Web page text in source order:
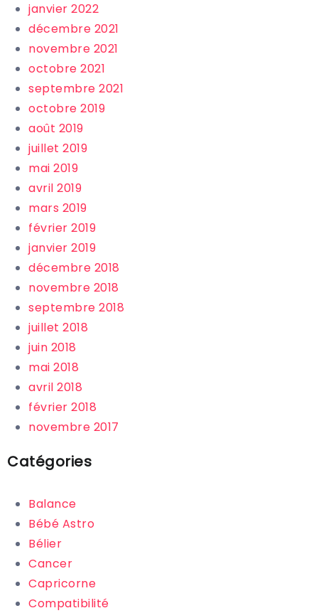
janvier 2022
décembre 2021
novembre 2021
octobre 2021
septembre 2021
octobre 2019
août 2019
juillet 2019
mai 2019
avril 2019
mars 2019
février 2019
janvier 2019
décembre 2018
novembre 2018
septembre 2018
juillet 2018
juin 2018
mai 2018
avril 2018
février 2018
novembre 2017
Catégories
Balance
Bébé Astro
Bélier
Cancer
Capricorne
Compatibilité